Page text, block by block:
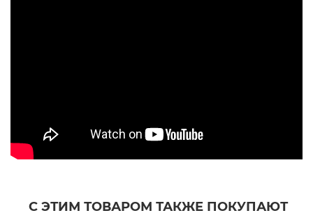
С ЭТИМ ТОВАРОМ ТАКЖЕ ПОКУПАЮТ